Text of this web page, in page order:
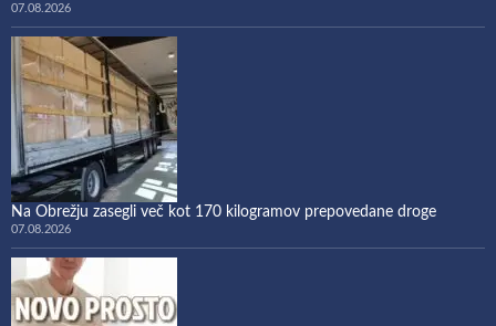
07.08.2026
Na Obrežju zasegli več kot 170 kilogramov prepovedane droge
07.08.2026